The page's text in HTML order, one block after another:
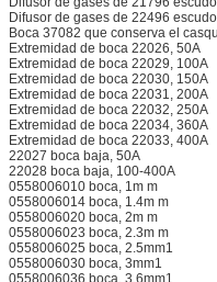
Difusor de gases de 22496
Boca 37082 que conserva el
Extremidad de boca 22026, 50A
Extremidad de boca 22029, 100A
Extremidad de boca 22030, 150A
Extremidad de boca 22031, 200A
Extremidad de boca 22032, 250A
Extremidad de boca 22034, 360A
Extremidad de boca 22033, 400A
22027 boca baja, 50A
22028 boca baja, 100-400A
0558006010 boca, 1m m
0558006014 boca, 1.4m m
0558006020 boca, 2m m
0558006023 boca, 2.3m m
0558006025 boca, 2.5mm1
0558006030 boca, 3mm1
0558006036 boca, 3.6mm1